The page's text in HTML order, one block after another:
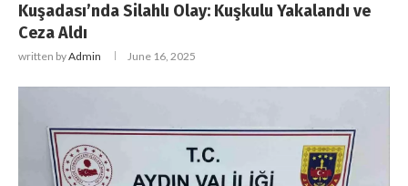
Kuşadası’nda Silahlı Olay: Kuşkulu Yakalandı ve
Ceza Aldı
written byAdmin June 16, 2025